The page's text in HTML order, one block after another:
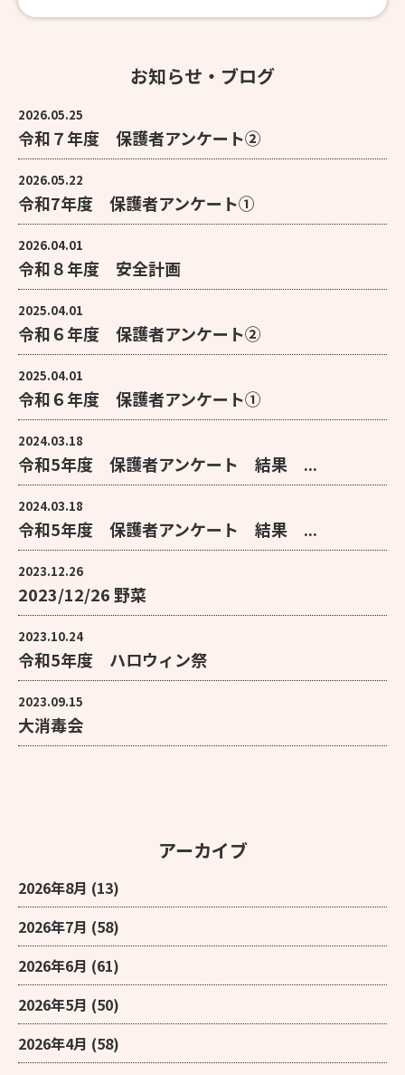
お知らせ・ブログ
2026.05.25
令和７年度 保護者アンケート②
2026.05.22
令和7年度 保護者アンケート①
2026.04.01
令和８年度 安全計画
2025.04.01
令和６年度 保護者アンケート②
2025.04.01
令和６年度 保護者アンケート①
2024.03.18
令和5年度 保護者アンケート 結果 ...
2024.03.18
令和5年度 保護者アンケート 結果 ...
2023.12.26
2023/12/26 野菜
2023.10.24
令和5年度 ハロウィン祭
2023.09.15
大消毒会
アーカイブ
2026年8月 (13)
2026年7月 (58)
2026年6月 (61)
2026年5月 (50)
2026年4月 (58)